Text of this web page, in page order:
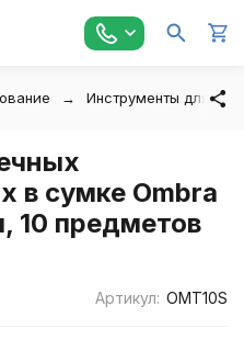
Инструменты для
в сумке Ombra
10 предметов
Артикул: OMT10S